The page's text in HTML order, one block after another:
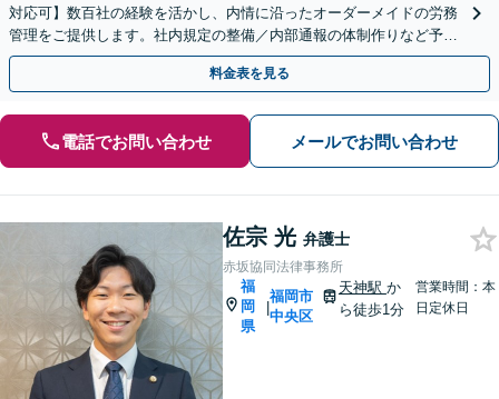
対応可】数百社の経験を活かし、内情に沿ったオーダーメイドの労務
管理をご提供します。社内規定の整備／内部通報の体制作りなど予防
法務に注力。クイックレスポンスが強み【天神駅１分】
料金表を見る
電話でお問い合わせ メールでお問い合わせ
佐宗 光 弁護士
赤坂協同法律事務所
福
岡
県
|
福岡市
中央区
天神駅 か
ら徒歩1分
営業時間：本
日定休日